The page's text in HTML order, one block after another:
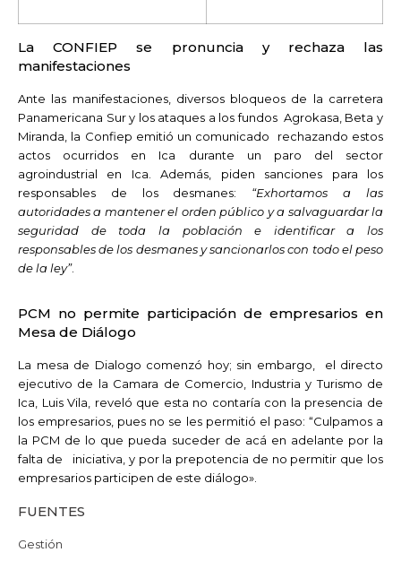
La CONFIEP se pronuncia y rechaza las
manifestaciones
Ante las manifestaciones, diversos bloqueos de la carretera
Panamericana Sur y los ataques a los fundos Agrokasa, Beta y
Miranda, la Confiep emitió un comunicado rechazando estos
actos ocurridos en Ica durante un paro del sector
agroindustrial en Ica. Además, piden sanciones para los
responsables de los desmanes: “Exhortamos a las
autoridades a mantener el orden público y a salvaguardar la
seguridad de toda la población e identificar a los
responsables de los desmanes y sancionarlos con todo el peso
de la ley”.
PCM no permite participación de empresarios en
Mesa de Diálogo
La mesa de Dialogo comenzó hoy; sin embargo, el directo
ejecutivo de la Camara de Comercio, Industria y Turismo de
Ica, Luis Vila, reveló que esta no contaría con la presencia de
los empresarios, pues no se les permitió el paso: “Culpamos a
la PCM de lo que pueda suceder de acá en adelante por la
falta de iniciativa, y por la prepotencia de no permitir que los
empresarios participen de este diálogo».
FUENTES
Gestión